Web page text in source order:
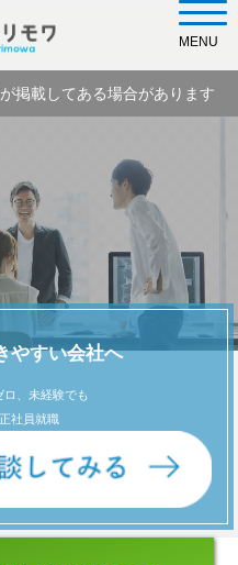
掲載してある場合があります
MENU
やすい会社へ
ロ、未経験でも
社員就職